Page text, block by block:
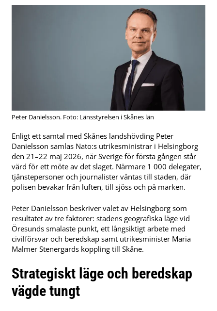
Peter Danielsson. Foto: Länsstyrelsen i Skånes län
Enligt ett samtal med Skånes landshövding Peter
Danielsson samlas Nato:s utrikesministrar i Helsingborg
den 21–22 maj 2026, när Sverige för första gången står
värd för ett möte av det slaget. Närmare 1 000 delegater,
tjänstepersoner och journalister väntas till staden, där
polisen bevakar från luften, till sjöss och på marken.
Peter Danielsson beskriver valet av Helsingborg som
resultatet av tre faktorer: stadens geografiska läge vid
Öresunds smalaste punkt, ett långsiktigt arbete med
civilförsvar och beredskap samt utrikesminister Maria
Malmer Stenergards koppling till Skåne.
Strategiskt läge och beredskap
vägde tungt